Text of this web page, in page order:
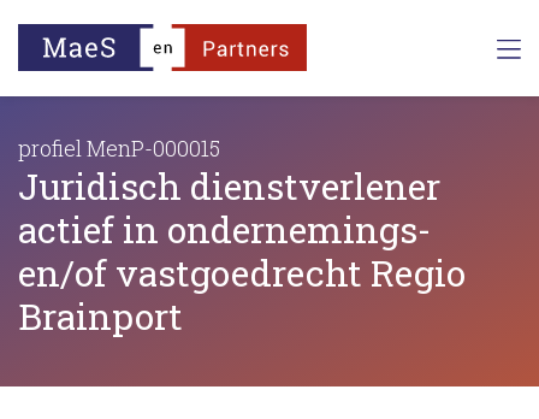
profiel MenP-000015
Juridisch dienstverlener
actief in ondernemings-
en/of vastgoedrecht Regio
Brainport